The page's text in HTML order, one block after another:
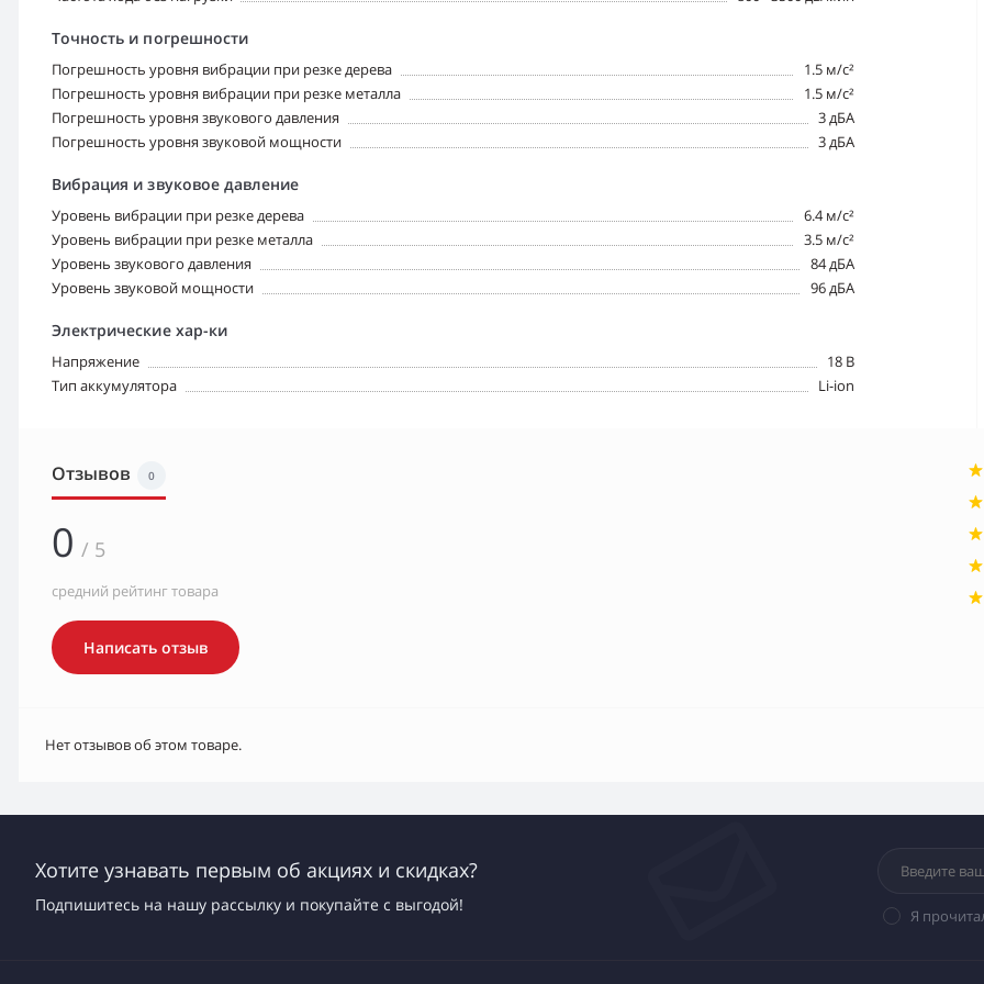
Точность и погрешности
Погрешность уровня вибрации при резке дерева
1.5 м/с²
Погрешность уровня вибрации при резке металла
1.5 м/с²
Погрешность уровня звукового давления
3 дБА
Погрешность уровня звуковой мощности
3 дБА
Вибрация и звуковое давление
Уровень вибрации при резке дерева
6.4 м/с²
Уровень вибрации при резке металла
3.5 м/с²
Уровень звукового давления
84 дБА
Уровень звуковой мощности
96 дБА
Электрические хар-ки
Напряжение
18 В
Тип аккумулятора
Li-ion
Отзывов 0
0 / 5
средний рейтинг товара
Написать отзыв
Нет отзывов об этом товаре.
Хотите узнавать первым об акциях и скидках?
Подпишитесь на нашу рассылку и покупайте с выгодой!
Я